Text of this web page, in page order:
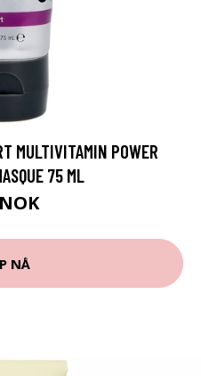
MULTIVITAMIN POWER
75 ML
NÅ